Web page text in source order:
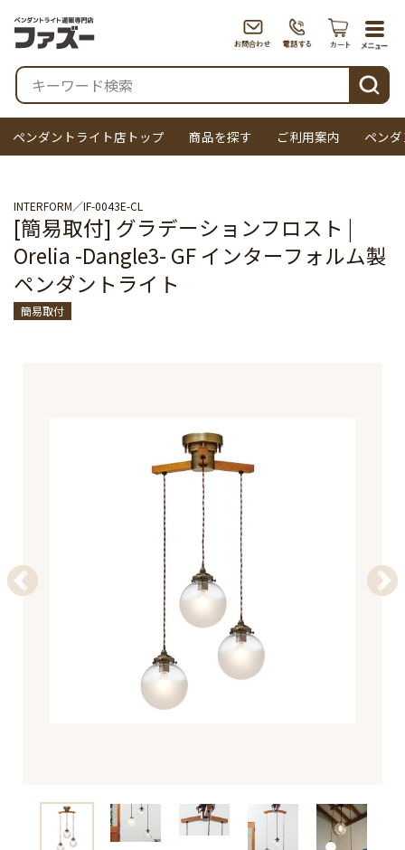
検索
ペンダントライト店トップ 商品を探す ご利用案内 ペン
INTERFORM IF-0043E-CL
[簡易取付] グラデーションフロスト |
Orelia -Dangle3- GF インターフォルム製
ペンダントライト
簡易取付